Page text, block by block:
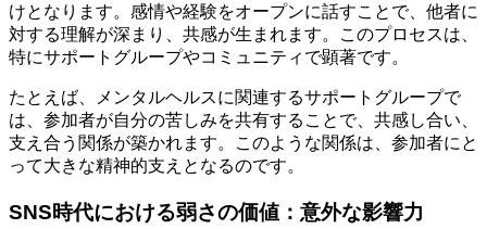
けとなります。感情や経験をオープンに話すことで、他者に
対する理解が深まり、共感が生まれます。このプロセスは、
特にサポートグループやコミュニティで顕著です。
たとえば、メンタルヘルスに関連するサポートグループで
は、参加者が自分の苦しみを共有することで、共感し合い、
支え合う関係が築かれます。このような関係は、参加者にと
って大きな精神的支えとなるのです。
SNS時代における弱さの価値：意外な影響力